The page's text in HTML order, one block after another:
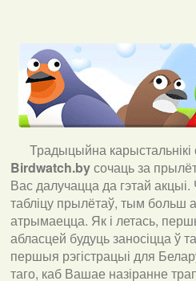
Традыцыйна
Birdwatch.byсочаць за
Вас далучацца да гэтай
табліцу прылётаў, тым больш
атрымаецца. Як і летась,
абласцей будуць заносіцца ў
першыя рэгістрацыі для
таго, каб Вашае назіранне